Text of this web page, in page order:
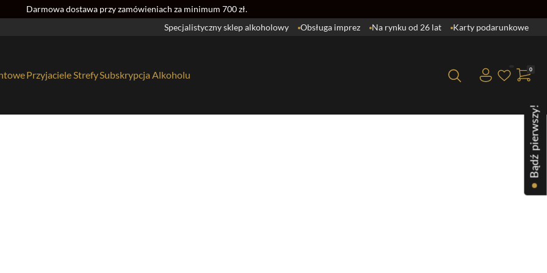
Darmowa dostawa przy zamówieniach za minimum 700 zł.
Specjalistyczny sklep alkoholowy Obsługa imprez Na rynku od 26 lat Karty podarunkowe
Przyjaciele StrefySubskrypcja Alkoholu 0
Bądź pierwszy!